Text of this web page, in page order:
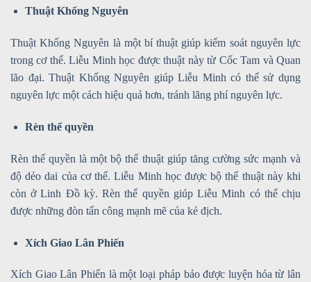
Thuật Khống Nguyên
Thuật Khống Nguyên là một bí thuật giúp kiểm soát nguyên lực
trong cơ thể. Liễu Minh học được thuật này từ Cốc Tam và Quan
lão đại. Thuật Khống Nguyên giúp Liễu Minh có thể sử dụng
nguyên lực một cách hiệu quả hơn, tránh lãng phí nguyên lực.
Rèn thể quyền
Rèn thể quyền là một bộ thể thuật giúp tăng cường sức mạnh và
độ dẻo dai của cơ thể. Liễu Minh học được bộ thể thuật này khi
còn ở Linh Đồ kỳ. Rèn thể quyền giúp Liễu Minh có thể chịu
được những đòn tấn công mạnh mẽ của kẻ địch.
Xích Giao Lân Phiến
Xích Giao Lân Phiến là một loại pháp bảo được luyện hóa từ lân